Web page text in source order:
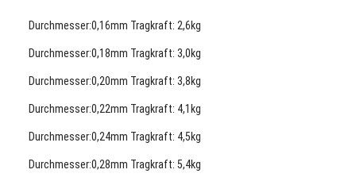
Durchmesser:0,16mm Tragkraft: 2,6kg
Durchmesser:0,18mm Tragkraft: 3,0kg
Durchmesser:0,20mm Tragkraft: 3,8kg
Durchmesser:0,22mm Tragkraft: 4,1kg
Durchmesser:0,24mm Tragkraft: 4,5kg
Durchmesser:0,28mm Tragkraft: 5,4kg